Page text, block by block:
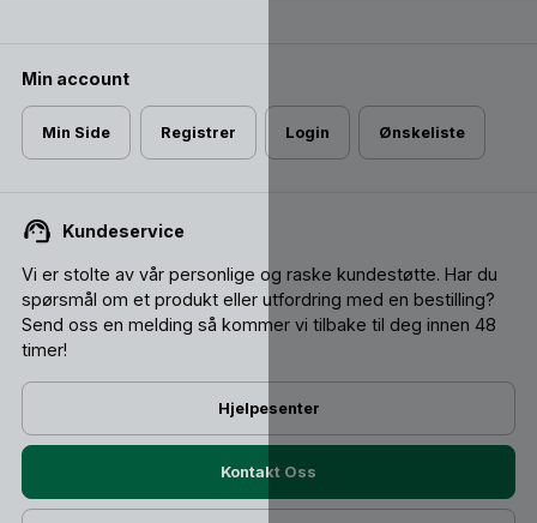
Min account
Min Side Registrer Login Ønskeliste
Kundeservice
Vi er stolte av vår personlige og raske kundestøtte. Har du
spørsmål om et produkt eller utfordring med en bestilling?
Send oss ​​en melding så kommer vi tilbake til deg innen 48
timer!
Hjelpesenter
Kontakt Oss